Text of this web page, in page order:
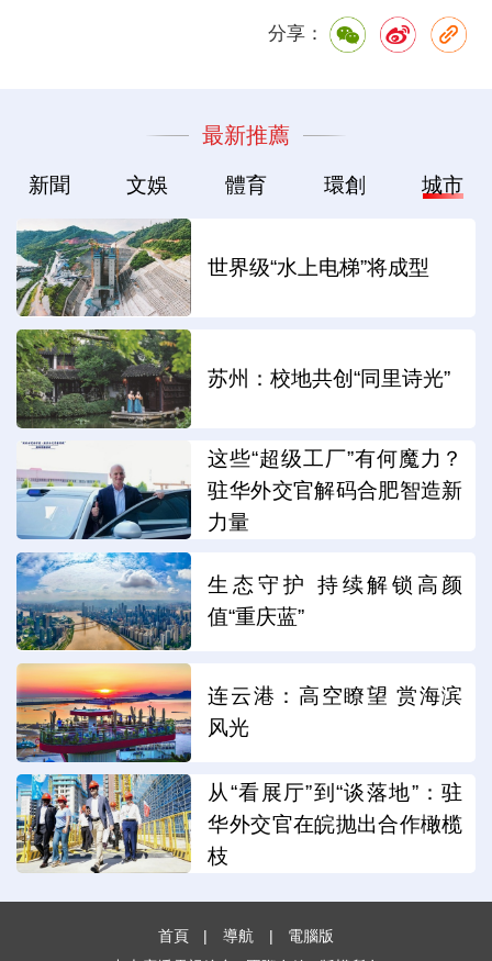
分享：
最新推薦
新聞 文娛 體育 環創 城市
世界级“水上电梯”将成型
苏州：校地共创“同里诗光”
这些“超级工厂”有何魔力？
驻华外交官解码合肥智造新
力量
生态守护 持续解锁高颜
值“重庆蓝”
连云港：高空瞭望 赏海滨
风光
从“看展厅”到“谈落地”：驻
华外交官在皖抛出合作橄榄
枝
首頁 | 導航 |
電腦版